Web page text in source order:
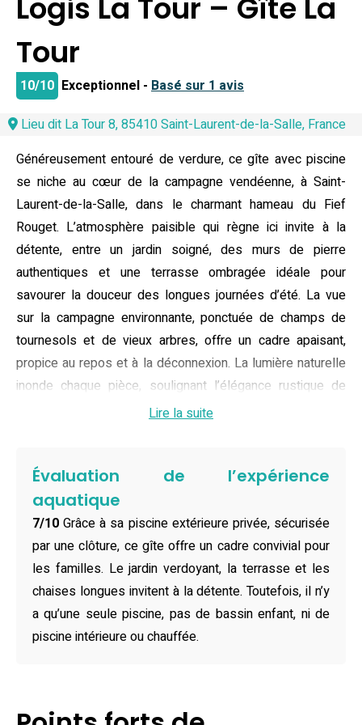
Logis La Tour – Gîte La
Tour
10/10 Exceptionnel - Basé sur 1 avis
Lieu dit La Tour 8, 85410 Saint-Laurent-de-la-Salle, France
Généreusement entouré de verdure, ce gîte avec piscine
se niche au cœur de la campagne vendéenne, à Saint-
Laurent-de-la-Salle, dans le charmant hameau du Fief
Rouget. L’atmosphère paisible qui règne ici invite à la
détente, entre un jardin soigné, des murs de pierre
authentiques et une terrasse ombragée idéale pour
savourer la douceur des longues journées d’été. La vue
sur la campagne environnante, ponctuée de champs de
tournesols et de vieux arbres, offre un cadre apaisant,
propice au repos et à la déconnexion. La lumière naturelle
inonde chaque pièce, soulignant l’élégance rustique de
cette maison de vacances typique du Pays de la Loire.
pour farniente en famille ou entre amis, pouvant accueillir
jusqu’à six personnes. Les espaces de vie sont spacieux
et lumineux, avec un salon doté d’une cheminée, une
cuisine entièrement équipée, deux salles de bains
modernes et tout le linge de maison fourni. La connexion
Wi-Fi gratuite, la télévision par câble, ainsi que des livres et
jeux pour enfants assurent des moments agréables à tout
instant. Pour les familles, un lit bébé et une chaise haute
sont mis à disposition, tandis que les chambres non-
Lire la suite
Évaluation de l’expérience
aquatique
7/10 Grâce à sa piscine extérieure privée, sécurisée
par une clôture, ce gîte offre un cadre convivial pour
les familles. Le jardin verdoyant, la terrasse et les
chaises longues invitent à la détente. Toutefois, il n’y
a qu’une seule piscine, pas de bassin enfant, ni de
piscine intérieure ou chauffée.